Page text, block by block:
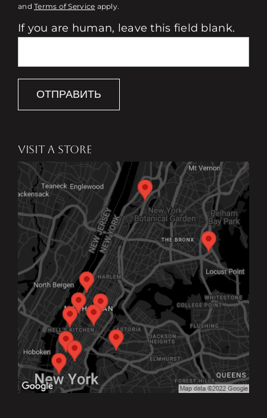
andTerms of Service apply.
If you are human, leave this field blank.
ОТПРАВИТЬ
VISIT A STORE